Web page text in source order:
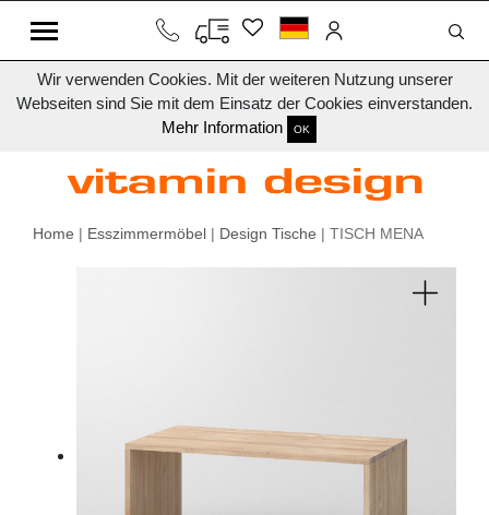
Wir verwenden Cookies. Mit der weiteren Nutzung unserer
Webseiten sind Sie mit dem Einsatz der Cookies einverstanden.
Mehr Information
OK
Home | Esszimmermöbel | Design Tische | TISCH MENA